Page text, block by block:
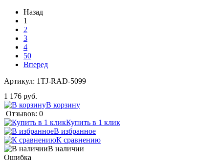
Назад
1
2
3
4
50
Вперед
Артикул: 1TJ-RAD-5099
1 176 руб.
В корзину
Отзывов: 0
Купить в 1 клик
В избранное
К сравнению
В наличии
Ошибка